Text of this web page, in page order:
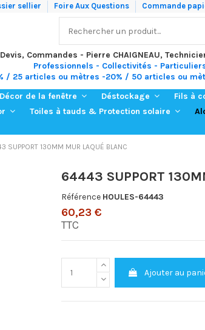
sellier Foire Aux Questions Commande
Commandes - Pierre CHAIGNEAU,
Professionnels - Collectivités -
/ 25 articles ou mètres -20% / 50 articles ou
Décor de la fenêtre Déstockage Fils à
Toiles à tauds & Protection solaire
SUPPORT 130MM MUR LAQUÉ BLANC
64443 SUPPORT
Référence HOULES-64443
60,23 €
TTC
Ajouter au